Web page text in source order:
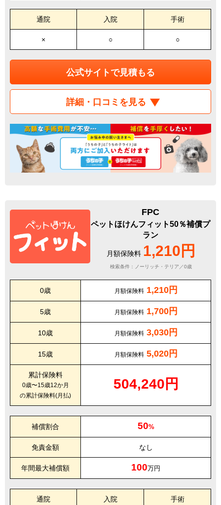
通院 入院 手術
× ○ ○
公式サイトで見積もる
詳細・口コミを見る
FPC
ペットほけんフィット50％補償プ
ラン
月額保険料 1,210円
検索条件：ノーリッチ・テリア／0歳
0歳 月額保険料 1,210円
5歳 月額保険料 1,700円
10歳 月額保険料 3,030円
15歳 月額保険料 5,020円
累計保険料
0歳〜15歳12か月
の累計保険料(月払)
504,240円
補償割合 50%
免責金額 なし
年間最大補償額 100万円
通院 入院 手術